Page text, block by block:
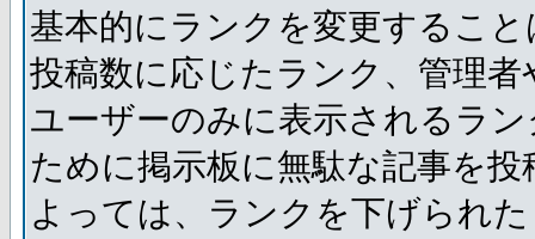
基本的にランクを変更するこ
投稿数に応じたランク、管理
ユーザーのみに表示されるラ
ために掲示板に無駄な記事を
よっては、ランクを下げられ